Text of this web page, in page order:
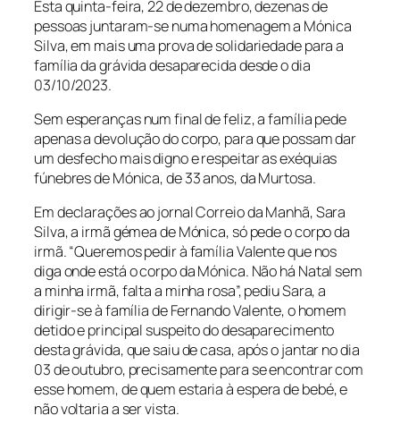
Esta quinta-feira, 22 de dezembro, dezenas de
pessoas juntaram-se numa homenagem a Mónica
Silva, em mais uma prova de solidariedade para a
família da grávida desaparecida desde o dia
03/10/2023.
Sem esperanças num final de feliz, a família pede
apenas a devolução do corpo, para que possam dar
um desfecho mais digno e respeitar as exéquias
fúnebres de Mónica, de 33 anos, da Murtosa.
Em declarações ao jornal Correio da Manhã, Sara
Silva, a irmã gémea de Mónica, só pede o corpo da
irmã. “Queremos pedir à família Valente que nos
diga onde está o corpo da Mónica. Não há Natal sem
a minha irmã, falta a minha rosa”, pediu Sara, a
dirigir-se à família de Fernando Valente, o homem
detido e principal suspeito do desaparecimento
desta grávida, que saiu de casa, após o jantar no dia
03 de outubro, precisamente para se encontrar com
esse homem, de quem estaria à espera de bebé, e
não voltaria a ser vista.